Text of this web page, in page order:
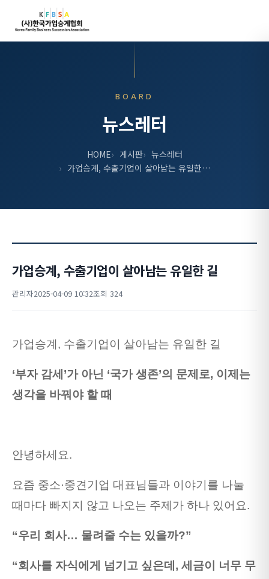
BOARD
뉴스레터
HOME 게시판
뉴스레터
가업승계, 수출기업이 살아남는 유일한…
가업승계, 수출기업이 살아남는 유일한 길
관리자2025-04-09 10:32조회 324
가업승계, 수출기업이 살아남는 유일한 길
‘부자 감세’가 아닌 ‘국가 생존’의 문제로, 이제는
생각을 바꿔야 할 때
안녕하세요.
요즘 중소·중견기업 대표님들과 이야기를 나눌
때마다 빠지지 않고 나오는 주제가 하나 있어요.
“우리 회사… 물려줄 수는 있을까?”
“회사를 자식에게 넘기고 싶은데, 세금이 너무 무